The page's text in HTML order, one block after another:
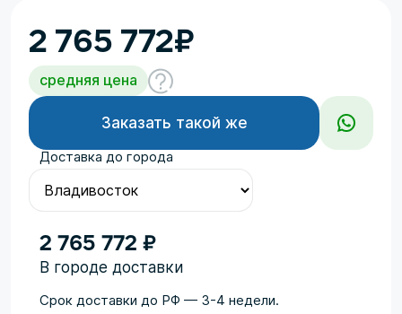
2 765 772₽
средняя цена
Заказать такой же
Доставка до города
2 765 772 ₽
В городе доставки
Срок доставки до РФ — 3-4 недели.